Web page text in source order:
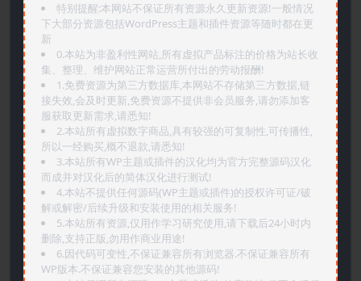
特别提醒:本网站不保证所有资源永久更新资源!一般情况
下大部分资源包括WordPress主题和插件资源等随时都在更
新
0.本站为非盈利性网站,所有虚拟产品标注的价格为站长收
集、整理、维护网站正常运营所付出的劳动报酬!
1.免费资源为第三方数据库,本网站不存储第三方数据,链
接失效,会及时更新,免费资源不提供非会员服务,请勿添加客
服获取更新需求,请悉知!
2.本站所有虚拟数字商品,具有较强的可复制性,可传播性,
所以一经购买,概不退款,请悉知!
3.本站所有WP主题或插件的汉化均为官方完整源码汉化
而成并对汉化后的简体汉化进行测试!
4.本站不提供任何源码(WP主题或插件)的授权许可证/破
解或解密/后续升级和安装使用的相关服务!
5.本站所有资源,仅用作学习研究使用,请下载后24小时内
删除,支持正版,勿用作商业用途!
6.因代码可变性,不保证兼容所有浏览器.不保证兼容所有
WP版本.不保证兼容您安装的其他源码!